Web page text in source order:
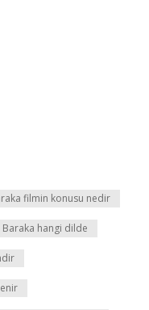
filmin konusu nedir
Baraka hangi dilde